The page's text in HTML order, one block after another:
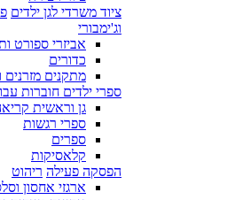
ציוד משרדי לגן ילדים
וג'ימבורי
אביזרי ספורט
כדורים
מתקנים מזרנים
ספרי ילדים חוברות
גן וראשית
ספרי רגשות
ספרים
קלאסיקות
הפסקה פעילה ריהוט
ארגזי אחסון